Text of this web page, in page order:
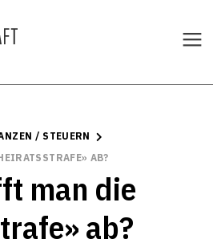
/ STEUERN
AB?
man die
ab?